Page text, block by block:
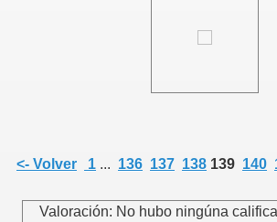
<- Volver 1 ... 136 137 138 139 140
Valoración: No hubo ningúna